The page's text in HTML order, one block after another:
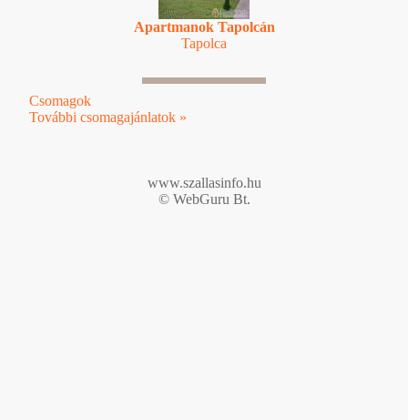
Apartmanok Tapolcán
Tapolca
Csomagok
További csomagajánlatok »
www.szallasinfo.hu
© WebGuru Bt.